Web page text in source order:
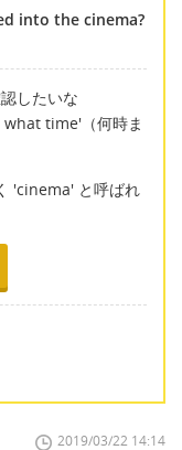
into the cinema?
したいな
time'（何時ま
'cinema' と呼ばれ
2019/03/22 14:14